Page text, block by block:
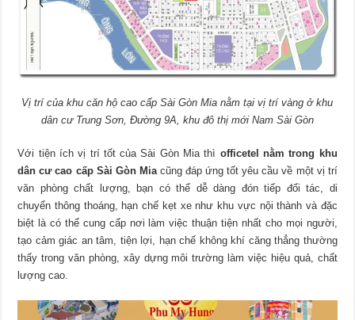
Vị trí của khu căn hộ cao cấp Sài Gòn Mia nằm tại vị trí vàng ở khu
dân cư Trung Sơn, Đường 9A, khu đô thị mới Nam Sài Gòn
Với tiện ích vị trí tốt của Sài Gòn Mia thì officetel nằm trong khu
dân cư cao cấp Sài Gòn Miacũng đáp ứng tốt yêu cầu về một vị trí
văn phòng chất lượng, bạn có thể dễ dàng đón tiếp đối tác, di
chuyển thông thoáng, hạn chế kẹt xe như khu vực nội thành và đặc
biệt là có thể cung cấp nơi làm việc thuận tiện nhất cho mọi người,
tạo cảm giác an tâm, tiện lợi, hạn chế không khí căng thẳng thường
thấy trong văn phòng, xây dựng môi trường làm việc hiệu quả, chất
lượng cao.